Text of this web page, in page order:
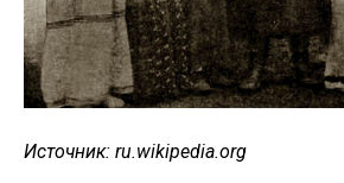
Источник: ru.wikipedia.org